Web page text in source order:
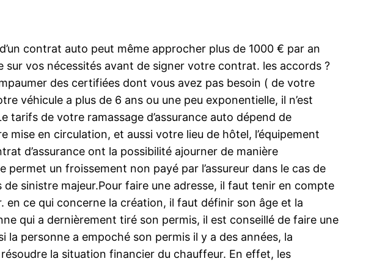
contrat auto peut même approcher plus de 1000 € par an
vos nécessités avant de signer votre contrat. les accords ?
des certifiées dont vous avez pas besoin ( de votre
véhicule a plus de 6 ans ou une peu exponentielle, il n’est
tarifs de votre ramassage d’assurance auto dépend de
en circulation, et aussi votre lieu de hôtel, l’équipement
d’assurance ont la possibilité ajourner de manière
un froissement non payé par l’assureur dans le cas de
sinistre majeur.Pour faire une adresse, il faut tenir en compte
en ce qui concerne la création, il faut définir son âge et la
qui a dernièrement tiré son permis, il est conseillé de faire une
personne a empoché son permis il y a des années, la
la situation financier du chauffeur. En effet, les